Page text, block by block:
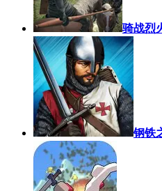
骑战烈
钢铁